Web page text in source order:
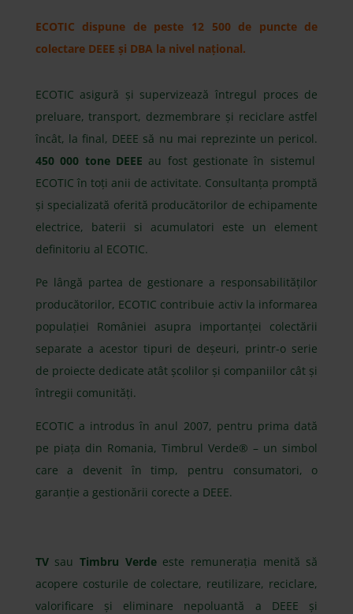
ECOTIC dispune de peste 12 500 de puncte de
colectare DEEE și DBA la nivel național.
ECOTIC asigură și supervizează întregul proces de
preluare, transport, dezmembrare și reciclare astfel
încât, la final, DEEE să nu mai reprezinte un pericol.
450 000 tone DEEE au fost gestionate în sistemul
ECOTIC în toți anii de activitate. Consultanța promptă
și specializată oferită producătorilor de echipamente
electrice, baterii si acumulatori este un element
definitoriu al ECOTIC.
Pe lângă partea de gestionare a responsabilităților
producătorilor, ECOTIC contribuie activ la informarea
populației României asupra importanței colectării
separate a acestor tipuri de deșeuri, printr-o serie
de proiecte dedicate atât școlilor și companiilor cât și
întregii comunități.
ECOTIC a introdus în anul 2007, pentru prima dată
pe piața din Romania, Timbrul Verde® – un simbol
care a devenit în timp, pentru consumatori, o
garanție a gestionării corecte a DEEE.
TV sau Timbru Verde este remunerația menită să
acopere costurile de colectare, reutilizare, reciclare,
valorificare și eliminare nepoluantă a DEEE și